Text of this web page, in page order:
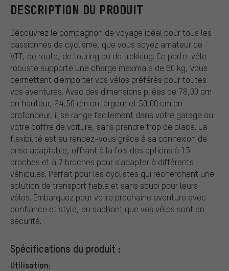
DESCRIPTION DU PRODUIT
Découvrez le compagnon de voyage idéal pour tous les
passionnés de cyclisme, que vous soyez amateur de
VTT, de route, de touring ou de trekking. Ce porte-vélo
robuste supporte une charge maximale de 60 kg, vous
permettant d'emporter vos vélos préférés pour toutes
vos aventures. Avec des dimensions pliées de 78,00 cm
en hauteur, 24,50 cm en largeur et 50,00 cm en
profondeur, il se range facilement dans votre garage ou
votre coffre de voiture, sans prendre trop de place. La
flexibilité est au rendez-vous grâce à sa connexion de
prise adaptable, offrant à la fois des options à 13
broches et à 7 broches pour s'adapter à différents
véhicules. Parfait pour les cyclistes qui recherchent une
solution de transport fiable et sans souci pour leurs
vélos. Embarquez pour votre prochaine aventure avec
confiance et style, en sachant que vos vélos sont en
sécurité.
Spécifications du produit :
Utilisation: